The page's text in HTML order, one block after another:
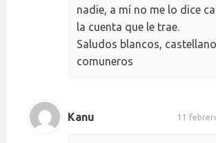
nadie, a mí no me lo dice
la cuenta que le trae.
Saludos blancos,
comuneros
Kanu 11